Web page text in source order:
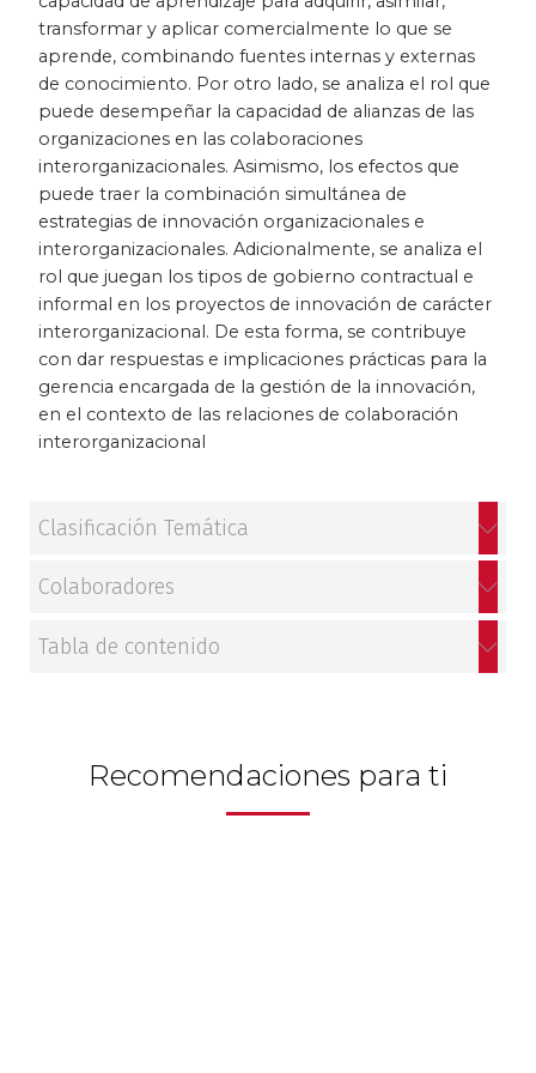
transformar y aplicar comercialmente lo que se
aprende, combinando fuentes internas y externas
de conocimiento. Por otro lado, se analiza el rol que
puede desempeñar la capacidad de alianzas de las
organizaciones en las colaboraciones
interorganizacionales. Asimismo, los efectos que
puede traer la combinación simultánea de
estrategias de innovación organizacionales e
interorganizacionales. Adicionalmente, se analiza el
rol que juegan los tipos de gobierno contractual e
informal en los proyectos de innovación de carácter
interorganizacional. De esta forma, se contribuye
con dar respuestas e implicaciones prácticas para la
gerencia encargada de la gestión de la innovación,
en el contexto de las relaciones de colaboración
interorganizacional
Clasificación Temática
Colaboradores
Tabla de contenido
Recomendaciones para ti